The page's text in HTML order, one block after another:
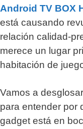
Android TV BOX
está causando
relación calidad-
merece un lugar
habitación de
Vamos a
para entender por
gadget está en